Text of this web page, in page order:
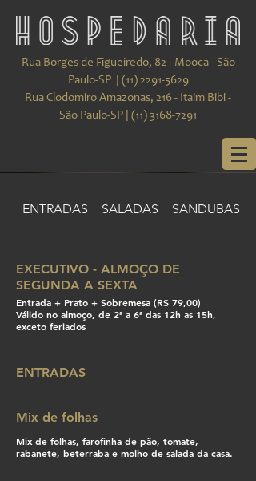
Rua Borges de Figueiredo, 82 - Mooca - São
Paulo-SP | (11) 2291-5629
Rua Clodomiro Amazonas, 216 - Itaim Bibi -
São Paulo-SP | (11) 3168-7291
ENTRADAS SALADAS SANDUBAS &
EXECUTIVO - ALMOÇO DE
SEGUNDA A SEXTA
Entrada + Prato + Sobremesa (R$ 79,00)
Válido no almoço, de 2ª a 6ª das 12h as 15h,
ENTRADAS
Mix de folhas
Mix de folhas, farofinha de pão, tomate,
rabanete, beterraba e molho de salada da casa.